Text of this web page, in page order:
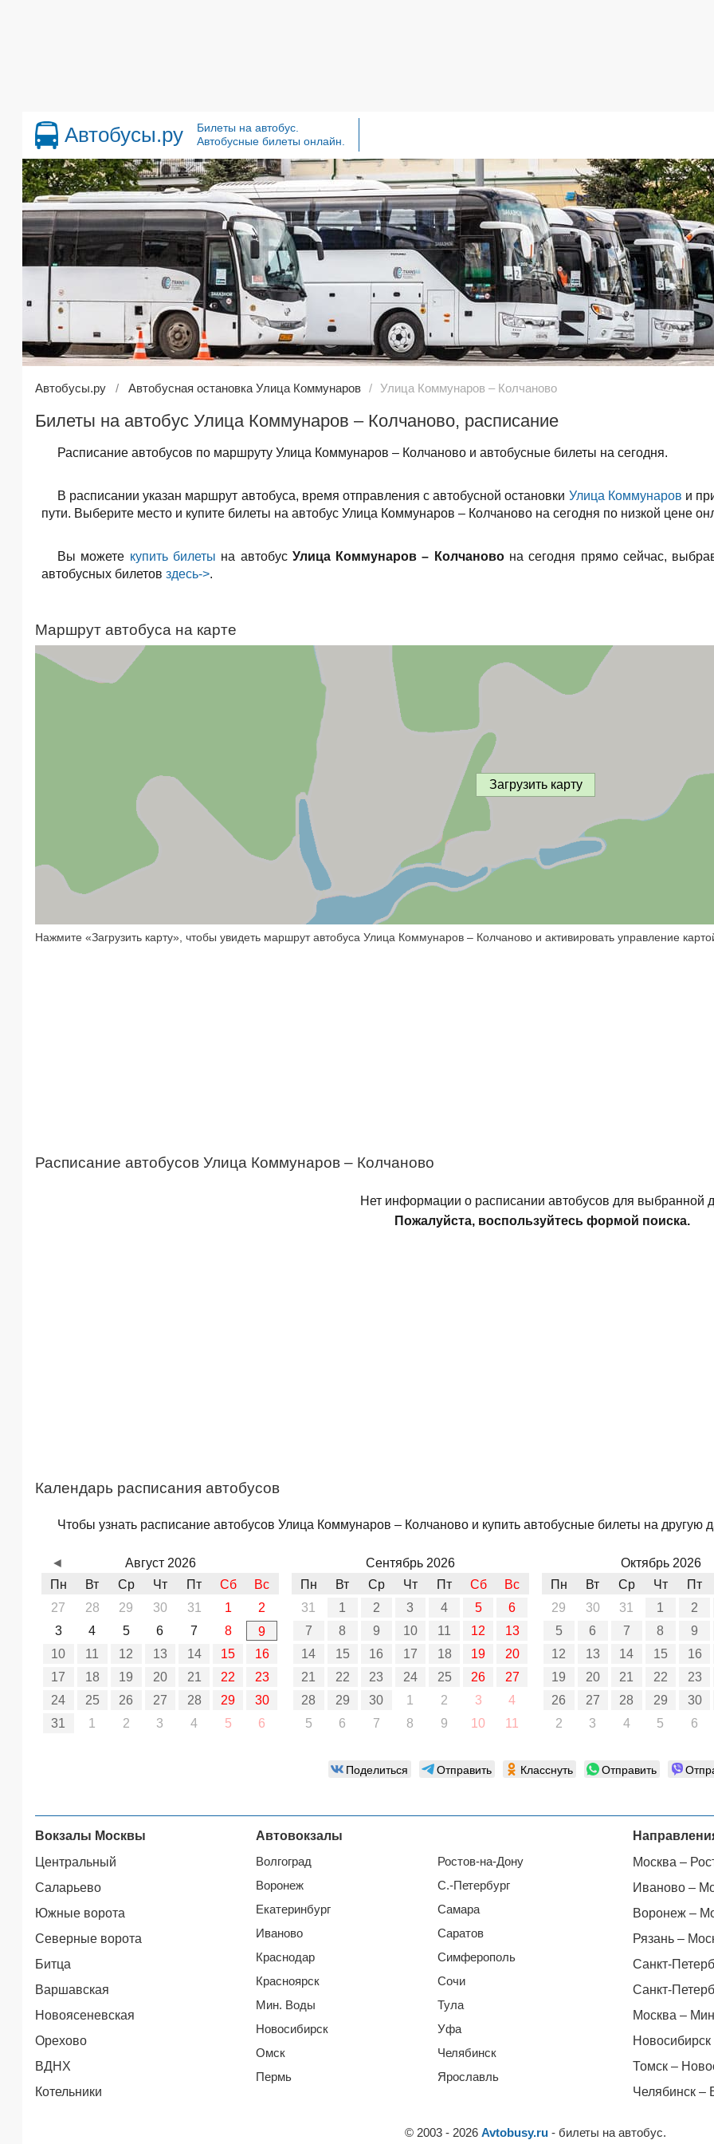
Автобусы.ру
Билеты на автобус.
Автобусные билеты онлайн.
Автобусы.ру Автобусная остановка Улица Коммунаров Улица Коммунаров – Колчаново
Билеты на автобус Улица Коммунаров – Колчаново, расписание
Расписание автобусов по маршруту Улица Коммунаров – Колчаново и автобусные билеты на сегодня.
В расписании указан маршрут автобуса, время отправления с автобусной остановки Улица Коммунаров и
пути. Выберите место и купите билеты на автобус Улица Коммунаров – Колчаново на сегодня по низкой цене
Вы можете купить билеты на автобус Улица Коммунаров – Колчановона сегодня прямо сейчас,
автобусных билетов здесь->.
Маршрут автобуса на карте
Загрузить карту
Нажмите «Загрузить карту», чтобы увидеть маршрут автобуса Улица Коммунаров – Колчаново и активировать управление
Расписание автобусов Улица Коммунаров – Колчаново
Нет информации о расписании автобусов для выбранной
Пожалуйста, воспользуйтесь формой поиска.
Календарь расписания автобусов
Чтобы узнать расписание автобусов Улица Коммунаров – Колчаново и купить автобусные билеты на другую
Август 2026
Пн
Вт Ср Чт Пт Сб
Вс
27
28 29 30 31 1
2
3
4 5 6 7 8
9
10
11 12 13 14 15
16
17
18 19 20 21 22
23
24
25 26 27 28 29
30
31
1 2 3 4 5 6
Сентябрь 2026
Пн
Вт Ср Чт Пт Сб
Вс
31
1 2 3 4 5
6
7
8 9 10 11 12
13
14
15 16 17 18 19
20
21
22 23 24 25 26
27
28
29 30 1 2 3
4
5
6 7 8 9 10 11
Октябрь 2026
Пн
Вт Ср Чт
Пт
29
30 31 1
2
5
6 7 8
9
12
13 14 15
16
19
20 21 22
23
26
27 28 29
30
2
3 4 5 6
◄
Поделиться Отправить Класснуть Отправить
Вокзалы Москвы
Центральный
Саларьево
Южные ворота
Северные ворота
Битца
Варшавская
Новоясеневская
Орехово
ВДНХ
Котельники
Автовокзалы
Волгоград
Воронеж
Екатеринбург
Иваново
Краснодар
Красноярск
Мин. Воды
Новосибирск
Омск
Пермь
Ростов-на-Дону
С.-Петербург
Самара
Саратов
Симферополь
Сочи
Тула
Уфа
Челябинск
Ярославль
Москва –
Иваново –
Воронеж –
Рязань –
Санкт-
Санкт-
Москва –
Томск –
Челябинск –
© 2003 - 2026 Avtobusy.ru - билеты на автобус.